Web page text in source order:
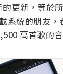
更新，等於
系統的朋友，
萬首歌的